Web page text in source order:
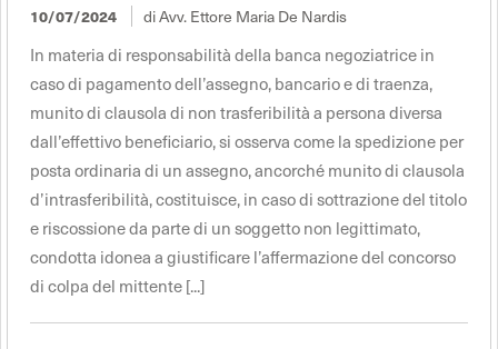
10/07/2024 di Avv. Ettore Maria De Nardis
In materia di responsabilità della banca negoziatrice in
caso di pagamento dell’assegno, bancario e di traenza,
munito di clausola di non trasferibilità a persona diversa
dall’effettivo beneficiario, si osserva come la spedizione per
posta ordinaria di un assegno, ancorché munito di clausola
d’intrasferibilità, costituisce, in caso di sottrazione del titolo
e riscossione da parte di un soggetto non legittimato,
condotta idonea a giustificare l’affermazione del concorso
di colpa del mittente [...]